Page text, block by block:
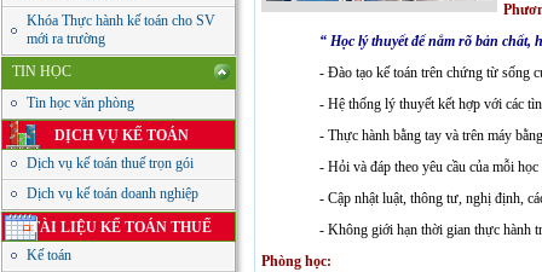
Khóa Thực hành kế toán cho SV
mới ra trường
TIN HỌC
Tin học văn phòng
DỊCH VỤ KẾ TOÁN
Dịch vụ kế toán thuế trọn gói
Dịch vụ kế toán doanh nghiệp
TÀI LIỆU KẾ TOÁN THUẾ
Kế toán
“ Học lý thuyết để nắm rõ bản chất,
- Đào tạo kế toán trên chứng từ sống
- Hệ thống lý thuyết kết hợp với các
- Thực hành bằng tay và trên máy
- Hỏi và đáp theo yêu cầu của mỗi
- Cập nhật luật, thông tư, nghị định,
- Không giới hạn thời gian thực hành
Phòng học: